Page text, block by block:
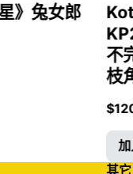
》兔女郎
不
枝
$
其它